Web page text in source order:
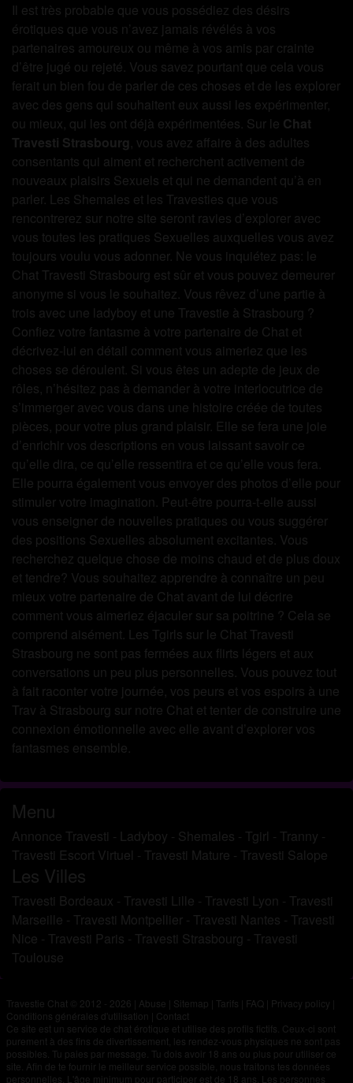
Il est très probable que vous possédiez des désirs
érotiques que vous n’avez jamais révélés à vos
partenaires amoureux ou même à vos amis par crainte
d’être jugé ou rejeté. Vous savez pourtant que cela vous
ferait un bien fou de parler de ces choses et de les explorer
avec des gens qui souhaitent eux aussi les expérimenter,
ou mieux, qui les ont déjà expérimentées. Sur le Chat
Travesti Strasbourg, vous avez affaire à des adultes
consentants qui aiment et recherchent activement de
nouveaux plaisirs Sexuels et qui ne demandent qu’à en
parler. Les Shemales et les Travesties que vous
rencontrerez sur notre site seront ravies d’explorer avec
vous toutes les pratiques Sexuelles auxquelles vous avez
toujours voulu vous adonner. Ne vous inquiétez pas: le
Chat Travesti Strasbourg est sûr et vous pouvez demeurer
anonyme si vous le souhaitez. Vous rêvez d’une partie à
trois avec une ladyboy et une Travestie à Strasbourg ?
Confiez votre fantasme à votre partenaire de Chat et
décrivez-lui en détail comment vous aimeriez que les
choses se déroulent. Si vous êtes un adepte de jeux de
rôles, n’hésitez pas à demander à votre interlocutrice de
s’immerger avec vous dans une histoire créée de toutes
pièces, pour votre plus grand plaisir. Elle se fera une joie
d’enrichir vos descriptions en vous laissant savoir ce
qu’elle dira, ce qu’elle ressentira et ce qu’elle vous fera.
Elle pourra également vous envoyer des photos d’elle pour
stimuler votre imagination. Peut-être pourra-t-elle aussi
vous enseigner de nouvelles pratiques ou vous suggérer
des positions Sexuelles absolument excitantes. Vous
recherchez quelque chose de moins chaud et de plus doux
et tendre? Vous souhaitez apprendre à connaître un peu
mieux votre partenaire de Chat avant de lui décrire
comment vous aimeriez éjaculer sur sa poitrine ? Cela se
comprend aisément. Les Tgirls sur le Chat Travesti
Strasbourg ne sont pas fermées aux flirts légers et aux
conversations un peu plus personnelles. Vous pouvez tout
à fait raconter votre journée, vos peurs et vos espoirs à une
Trav à Strasbourg sur notre Chat et tenter de construire une
connexion émotionnelle avec elle avant d’explorer vos
fantasmes ensemble.
Menu
Annonce Travesti - Ladyboy - Shemales - Tgirl - Tranny -
Travesti Escort Virtuel - Travesti Mature - Travesti Salope
Les Villes
Travesti Bordeaux - Travesti Lille - Travesti Lyon - Travesti
Marseille - Travesti Montpellier - Travesti Nantes - Travesti
Nice - Travesti Paris - Travesti Strasbourg - Travesti
Toulouse
Travestie Chat © 2012 - 2026 Abuse Sitemap Tarifs FAQ Privacy policy
Conditions générales d'utilisation
Contact
Ce site est un service de chat érotique et utilise des profils fictifs. Ceux-ci sont
purement à des fins de divertissement, les rendez-vous physiques ne sont pas
possibles. Tu paies par message. Tu dois avoir 18 ans ou plus pour utiliser ce
site. Afin de te fournir le meilleur service possible, nous traitons tes données
personnelles. L'âge minimum pour participer est de 18 ans. Les personnes